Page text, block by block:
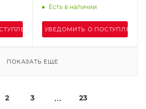
никель
Есть в наличии
УВЕДОМИТЬ О ПОСТУПЛЕНИИ
ПОКАЗАТЬ ЕЩЕ
2 3 23